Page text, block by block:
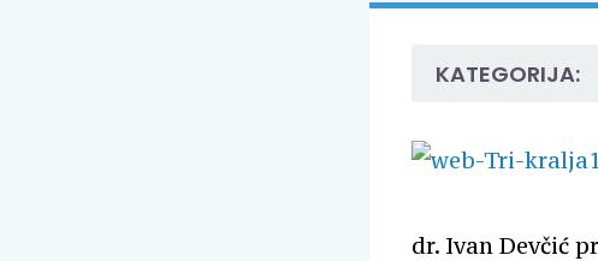
KATEGORIJA:
dr. Ivan Devčić